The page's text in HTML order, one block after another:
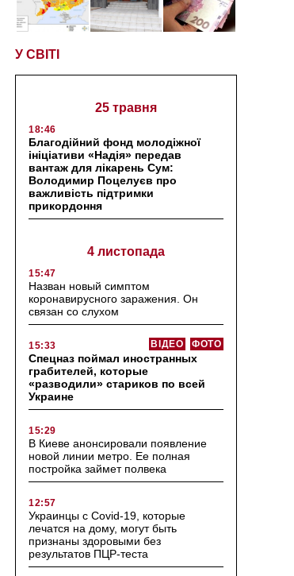
У СВІТІ
25 травня
18:46
Благодійний фонд молодіжної
ініціативи «Надія» передав
вантаж для лікарень Сум:
Володимир Поцелуєв про
важливість підтримки
прикордоння
4 листопада
15:47
Назван новый симптом
коронавирусного заражения. Он
связан со слухом
15:33 ФОТО
ВІДЕО
Спецназ поймал иностранных
грабителей, которые
«разводили» стариков по всей
Украине
15:29
В Киеве анонсировали появление
новой линии метро. Ее полная
постройка займет полвека
12:57
Украинцы с Covid-19, которые
лечатся на дому, могут быть
признаны здоровыми без
результатов ПЦР-теста